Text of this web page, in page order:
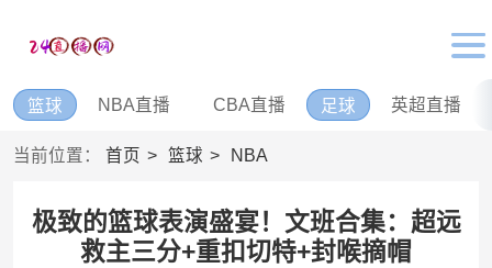
篮球 NBA直播 CBA直播 足球 英超直播
当前位置： 首页 篮球 NBA
极致的篮球表演盛宴！文班合集：超远
救主三分+重扣切特+封喉摘帽